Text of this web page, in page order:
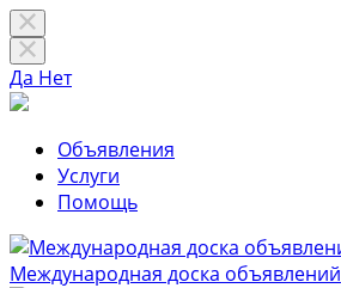
Да Нет
Объявления
Услуги
Помощь
Международная доска объявлений